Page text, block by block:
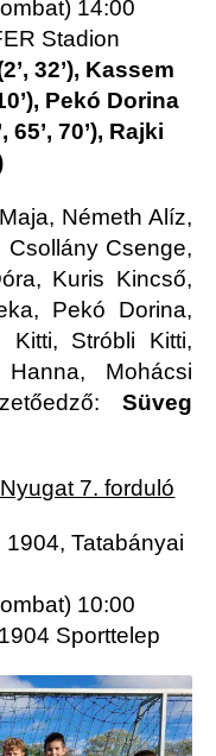
14:00
Stadion
32’), Kassem
Pekó Dorina
65’, 70’), Rajki
Németh Alíz,
Csenge,
Kuris Kincső,
Pekó Dorina,
Kitti, Stróbli Kitti,
Mohácsi
Süveg
7. forduló
Tatabányai
10:00
Sporttelep